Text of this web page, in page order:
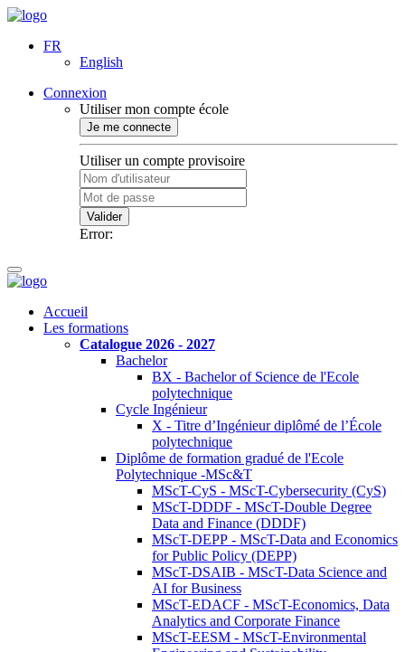
FR
English
Connexion
Utiliser mon compte école
Je me connecte
Utiliser un compte provisoire
Valider
Error:
Accueil
Les formations
Catalogue 2026 - 2027
Bachelor
BX - Bachelor of Science de l'Ecole
polytechnique
Cycle Ingénieur
X - Titre d’Ingénieur diplômé de l’École
polytechnique
Diplôme de formation gradué de l'Ecole
Polytechnique -MSc&T
MScT-CyS - MScT-Cybersecurity (CyS)
MScT-DDDF - MScT-Double Degree
Data and Finance (DDDF)
MScT-DEPP - MScT-Data and Economics
for Public Policy (DEPP)
MScT-DSAIB - MScT-Data Science and
AI for Business
MScT-EDACF - MScT-Economics, Data
Analytics and Corporate Finance
MScT-EESM - MScT-Environmental